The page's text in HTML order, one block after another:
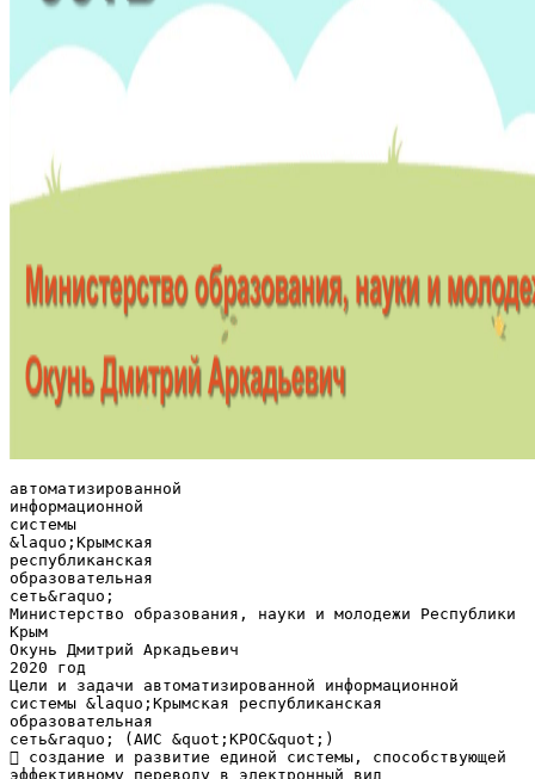
автоматизированной
информационной
системы
&laquo;Крымская
республиканская
образовательная
сеть&raquo;
Министерство образования, науки и молодежи Республики
Крым
Окунь Дмитрий Аркадьевич
2020 год
Цели и задачи автоматизированной информационной
системы &laquo;Крымская республиканская
образовательная
сеть&raquo; (АИС &quot;КРОС&quot;)
 создание и развитие единой системы, способствующей
эффективному переводу в электронный вид